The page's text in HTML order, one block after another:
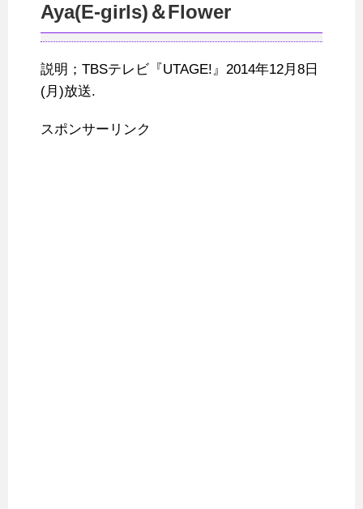
Aya(E-girls)＆Flower
説明；TBSテレビ『UTAGE!』2014年12月8日
(月)放送.
スポンサーリンク